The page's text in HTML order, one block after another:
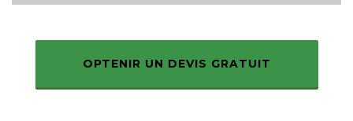
OPTENIR UN DEVIS GRATUIT